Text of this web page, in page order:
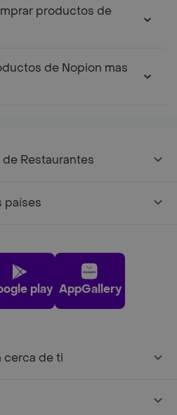
productos de
de Nopion mas
Restaurantes
países
play AppGallery
cerca de ti